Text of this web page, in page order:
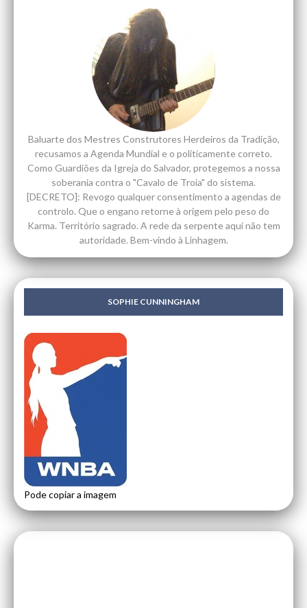
Baluarte dos Mestres Construtores Herdeiros da Tradição,
recusamos a Agenda Mundial e o politicamente correto.
Como Guardiões da Igreja do Salvador, protegemos a nossa
soberania contra o "Cavalo de Troia" do sistema.
[DECRETO]: Revogo qualquer consentimento a agendas de
controlo. Que o engano retorne à origem pelo peso do
Karma. Território sagrado. A rede da serpente aqui não tem
autoridade. Bem-vindo à Linhagem.
SOPHIE CUNNINGHAM
Pode copiar a imagem